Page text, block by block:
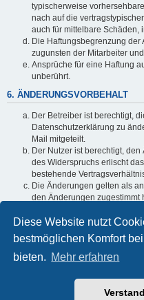
Diese Website nutzt
bestmöglichen Komfort
bieten. Mehr erfahren
typischerweise
nach auf die
auch für mittelbare Schäden,
Die Haftungsbegrenzung der
zugunsten der Mitarbeiter
Ansprüche für eine Haftung
unberührt.
6. ÄNDERUNGSVORBEHALT
Der Betreiber ist berechtigt,
Datenschutzerklärung zu
Mail mitgeteilt.
Der Nutzer ist berechtigt,
des Widerspruchs erlischt
bestehende
Die Änderungen gelten als
den Änderungen zugestimmt
Informationen über den
in der Datenschutzerklärung
Powered byphpBB®